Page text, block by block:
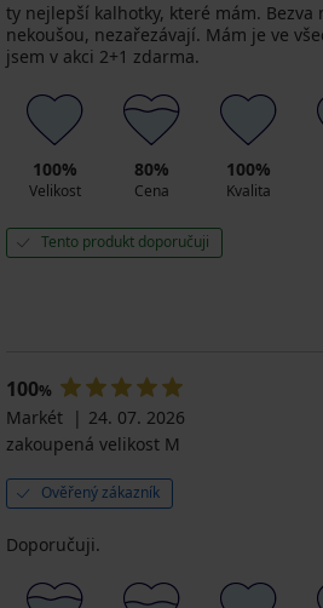
ty nejlepší kalhotky, které mám.
nekoušou, nezařezávají. Mám je ve
jsem v akci 2+1 zdarma.
100%
Velikost
80%
Cena
100%
Kvalita
Tento produkt doporučuji
100%
Markét
24. 07. 2026
zakoupená velikost M
Ověřený zákazník
Doporučuji.